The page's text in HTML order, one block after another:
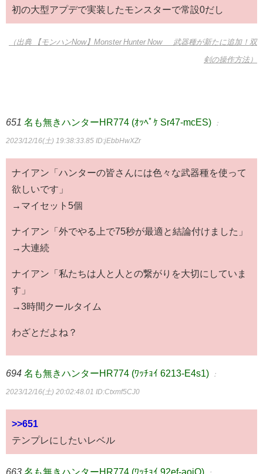
初の大型アプデで実装したモンスターで常設0だし
（出典 【モンハンNow】Monster Hunter Now 武器種が新たに追加！双
剣の操作方法）
651 名も無きハンターHR774 (ｵｯﾍﾟｹ Sr47-mcES) ：
2023/12/16(土) 19:38:33.85 ID:jEbbHwXZr
ナイアン「ハンターの皆さんには色々な武器種を使って
欲しいです」
→マイセット5個
ナイアン「外でやる上で75秒が最適と結論付けました」
→大連続
ナイアン「私たちは人と人との繋がりを大切にしていま
す」
→3時間クールタイム
わざとだよね？
694 名も無きハンターHR774 (ﾜｯﾁｮｲ 6213-E4s1) ：
2023/12/16(土) 20:02:48.01 ID:Ctxmf5CJ0
>>651
テンプレにしたいレベル
663 名も無きハンターHR774 (ﾜｯﾁｮｲ 92ef-aojO)